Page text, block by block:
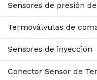
Sensores de presión
Termoválvulas de
Sensores de inyección
Conector Sensor de